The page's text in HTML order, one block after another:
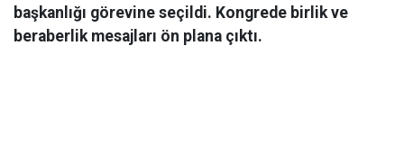
başkanlığı görevine seçildi. Kongrede birlik ve
beraberlik mesajları ön plana çıktı.